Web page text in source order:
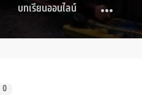
บทเรียนออนไลน์
0